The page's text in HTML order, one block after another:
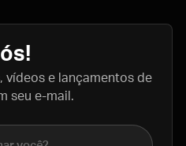
vídeos e lançamentos de
seu e-mail.